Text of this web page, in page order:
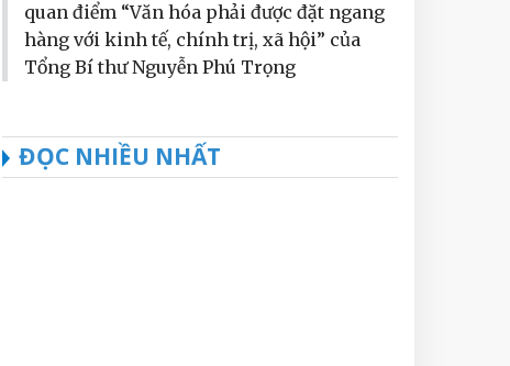
quan điểm “Văn hóa phải được đặt ngang
hàng với kinh tế, chính trị, xã hội” của
Tổng Bí thư Nguyễn Phú Trọng
ĐỌC NHIỀU NHẤT